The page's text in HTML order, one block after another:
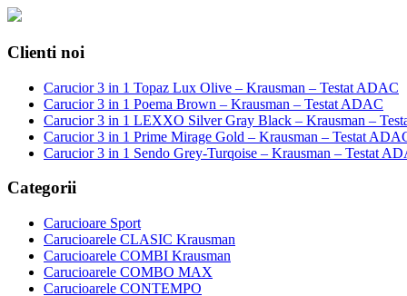
Clienti noi
Carucior 3 in 1 Topaz Lux Olive – Krausman – Testat ADAC
Carucior 3 in 1 Poema Brown – Krausman – Testat ADAC
Carucior 3 in 1 LEXXO Silver Gray Black – Krausman –
Carucior 3 in 1 Prime Mirage Gold – Krausman – Testat
Carucior 3 in 1 Sendo Grey-Turqoise – Krausman – Testat
Categorii
Carucioare Sport
Carucioarele CLASIC Krausman
Carucioarele COMBI Krausman
Carucioarele COMBO MAX
Carucioarele CONTEMPO